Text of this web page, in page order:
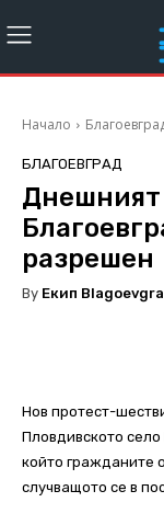
Начало
БЛАГОЕВГРАД
Днешният
разрешен
By Екип
Нов протест-
Пловдивското село
който гражданите
случващото се в